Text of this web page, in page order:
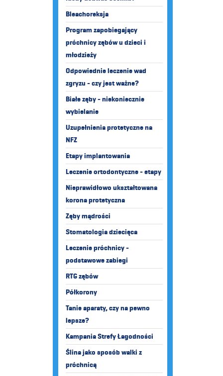
Bleachoreksja
Program zapobiegający
próchnicy zębów u dzieci i
młodzieży
Odpowiednie leczenie wad
zgryzu - czy jest ważne?
Białe zęby - niekoniecznie
wybielanie
Uzupełnienia protetyczne na
NFZ
Etapy implantowania
Leczenie ortodontyczne - etapy
Nieprawidłowo ukształtowana
korona protetyczna
Zęby mądrości
Stomatologia dziecięca
Leczenie próchnicy -
podstawowe zabiegi
RTG zębów
Półkorony
Tanie aparaty, czy na pewno
lepsze?
Kampania Strefy Łagodności
Ślina jako sposób walki z
próchnicą